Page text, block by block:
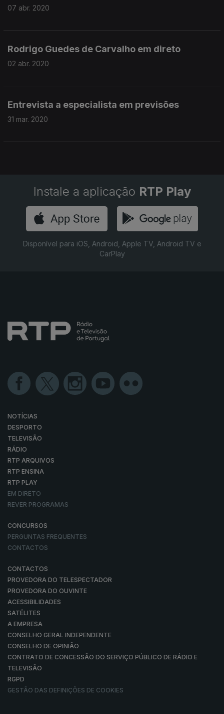
07 abr. 2020
Rodrigo Guedes de Carvalho em direto
02 abr. 2020
Entrevista a especialista em previsões
31 mar. 2020
Instale a aplicação RTP Play
Disponível para iOS, Android, Apple TV, Android TV e
CarPlay
NOTÍCIAS
DESPORTO
TELEVISÃO
RÁDIO
RTP ARQUIVOS
RTP ENSINA
RTP PLAY
EM DIRETO
REVER PROGRAMAS
CONCURSOS
PERGUNTAS FREQUENTES
CONTACTOS
CONTACTOS
PROVEDORA DO TELESPECTADOR
PROVEDORA DO OUVINTE
ACESSIBILIDADES
SATÉLITES
A EMPRESA
CONSELHO GERAL INDEPENDENTE
CONSELHO DE OPINIÃO
CONTRATO DE CONCESSÃO DO SERVIÇO PÚBLICO DE RÁDIO E
TELEVISÃO
RGPD
GESTÃO DAS DEFINIÇÕES DE COOKIES